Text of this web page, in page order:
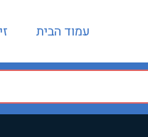
עמוד הבית